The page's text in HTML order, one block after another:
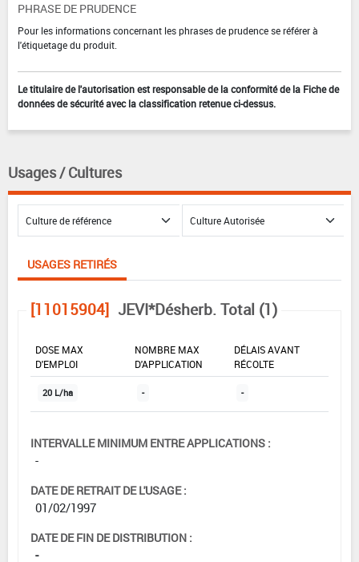
PHRASE DE PRUDENCE
Pour les informations concernant les phrases de prudence se référer à
l'étiquetage du produit.
Le titulaire de l'autorisation est responsable de la conformité de la Fiche de
données de sécurité avec la classification retenue ci-dessus.
Usages / Cultures
USAGES RETIRÉS
[11015904] JEVI*Désherb. Total (1)
DOSE MAX
D'EMPLOI
NOMBRE MAX
D'APPLICATION
DÉLAIS AVANT
RÉCOLTE
20 L/ha - -
INTERVALLE MINIMUM ENTRE APPLICATIONS :
-
DATE DE RETRAIT DE L'USAGE :
01/02/1997
DATE DE FIN DE DISTRIBUTION :
-